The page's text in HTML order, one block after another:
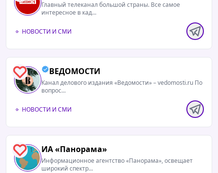
Главный телеканал большой страны. Все самое
интересное в кад...
НОВОСТИ И СМИ
0 ВЕДОМОСТИ
Канал делового издания «Ведомости» – vedomosti.ru По
вопрос...
НОВОСТИ И СМИ
1 ИА «Панорама»
Информационное агентство «Панорама», освещает
широкий спектр...